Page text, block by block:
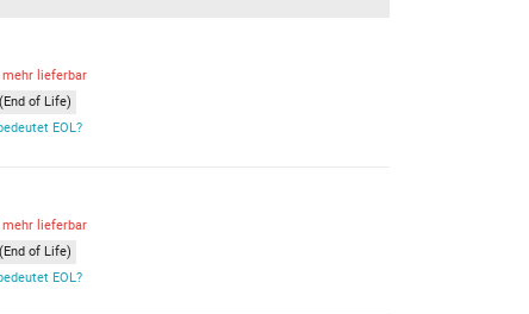
mehr lieferbar
of Life)
EOL?
mehr lieferbar
of Life)
EOL?